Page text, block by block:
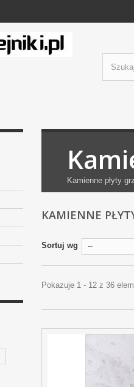
Kamienne płyty
KAMIENNE
Sortuj wg --
Pokazuje 1 - 12 z 36